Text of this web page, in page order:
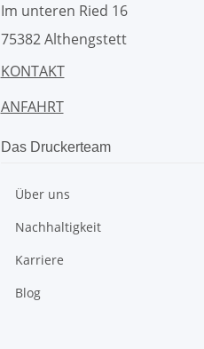
Im unteren Ried 16
75382 Althengstett
KONTAKT
ANFAHRT
Das Druckerteam
Über uns
Nachhaltigkeit
Karriere
Blog